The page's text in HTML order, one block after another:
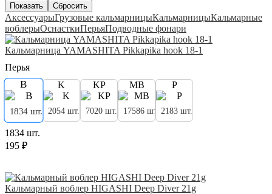
АксессуарыГрузовые кальмарницыКальмарницыКальмарные
воблерыОснасткиПерьяПодводные фонари
Кальмарница YAMASHITA Pikkapika hook 18-1
Перья
B
1834 шт.
K
2054 шт.
KP
7020 шт.
MB
17586 шт.
P
2183 шт.
1834 шт.
195 ₽
Кальмарный воблер HIGASHI Deep Diver 21g